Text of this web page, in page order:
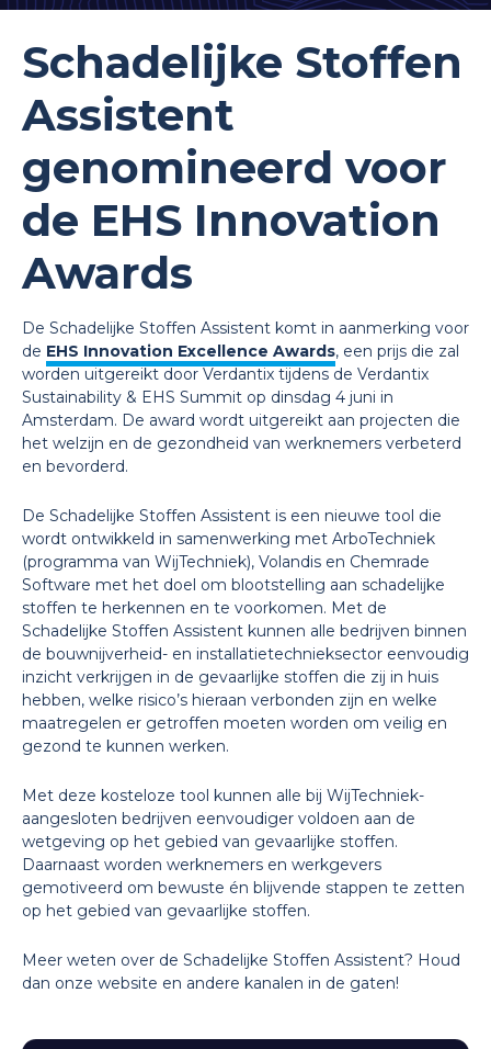
Schadelijke Stoffen
Assistent
genomineerd voor
de EHS Innovation
Awards
De Schadelijke Stoffen Assistent komt in aanmerking voor
de EHS Innovation Excellence Awards, een prijs die zal
worden uitgereikt door Verdantix tijdens de Verdantix
Sustainability & EHS Summit op dinsdag 4 juni in
Amsterdam. De award wordt uitgereikt aan projecten die
het welzijn en de gezondheid van werknemers verbeterd
en bevorderd.
De Schadelijke Stoffen Assistent is een nieuwe tool die
wordt ontwikkeld in samenwerking met ArboTechniek
(programma van WijTechniek), Volandis en Chemrade
Software met het doel om blootstelling aan schadelijke
stoffen te herkennen en te voorkomen. Met de
Schadelijke Stoffen Assistent kunnen alle bedrijven binnen
de bouwnijverheid- en installatietechnieksector eenvoudig
inzicht verkrijgen in de gevaarlijke stoffen die zij in huis
hebben, welke risico’s hieraan verbonden zijn en welke
maatregelen er getroffen moeten worden om veilig en
gezond te kunnen werken.
Met deze kosteloze tool kunnen alle bij WijTechniek-
aangesloten bedrijven eenvoudiger voldoen aan de
wetgeving op het gebied van gevaarlijke stoffen.
Daarnaast worden werknemers en werkgevers
gemotiveerd om bewuste én blijvende stappen te zetten
op het gebied van gevaarlijke stoffen.
Meer weten over de Schadelijke Stoffen Assistent? Houd
dan onze website en andere kanalen in de gaten!